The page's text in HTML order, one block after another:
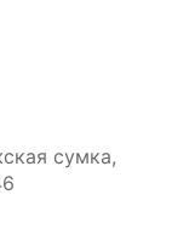
сумка,